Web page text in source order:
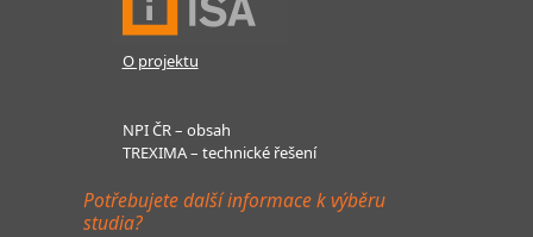
O projektu
NPI ČR – obsah
TREXIMA – technické řešení
Potřebujete další informace k výběru
studia?